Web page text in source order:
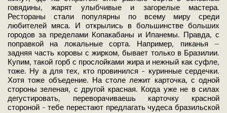
говядины, жарят улыбчивые и загорелые мастера.
Рестораны стали популярны по всему миру среди
любителей мяса. И открылись в большинстве больших
городов за пределами Копакабаны и Ипанемы. Правда, с
поправкой на локальные сорта. Например, пиканья –
задняя часть коровы с жирком, бывает только в Бразилии.
Купим, такой горб с прослойками жира и нежный как суфле,
тоже. Ну а для тех, кто провинился - куринные сердечки.
Хотя тоже объедение. На столе лежит карточка, с одной
стороны зеленая, с другой красная. Когда уже не в силах
дегустировать, переворачиваешь карточку красной
стороной - тебе перестают предлагать чудеса бразильской